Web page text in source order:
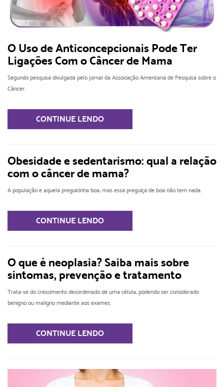
O Uso de Anticoncepcionais Pode Ter
Ligações Com o Câncer de Mama
Segundo pesquisa divulgada pelo jornal da Associação Americana de Pesquisa sobre o
Câncer.
CONTINUE LENDO
Obesidade e sedentarismo: qual a relação
com o câncer de mama?
A população e aquela preguicinha boa, mas essa preguiça de boa não tem nada.
CONTINUE LENDO
O que é neoplasia? Saiba mais sobre
sintomas, prevenção e tratamento
Trata-se do crescimento desordenado de uma célula, podendo ser considerado
benigno ou maligno mediante aos exames.
CONTINUE LENDO